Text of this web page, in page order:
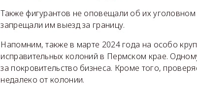
Также фигурантов не оповещали об их
запрещали им выезд за границу.
Напомним, также в марте 2024 года на особо
исправительных колоний в Пермском крае.
за покровительство бизнеса. Кроме того,
недалеко от колонии.